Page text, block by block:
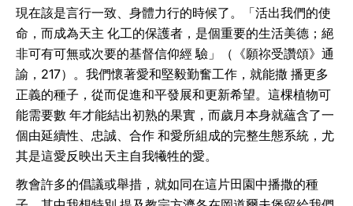
現在該是言行一致、身體力行的時候了。「活出我們的使
命，而成為天主 化工的保護者，是個重要的生活美德；絕
非可有可無或次要的基督信仰經 驗」（《願祢受讚頌》通
諭，217）。我們懷著愛和堅毅勤奮工作，就能撒 播更多
正義的種子，從而促進和平發展和更新希望。這棵植物可
能需要數 年才能結出初熟的果實，而歲月本身就蘊含了一
個由延續性、忠誠、合作 和愛所組成的完整生態系統，尤
其是這愛反映出天主自我犧牲的愛。
教會許多的倡議或舉措，就如同在這片田園中播撒的種